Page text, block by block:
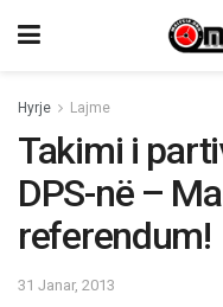
Hyrje Lajme
Takimi i
DPS-në –
referendum!
31 Janar, 2013